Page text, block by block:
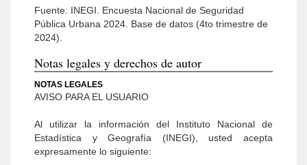
Fuente: INEGI. Encuesta Nacional de Seguridad
Pública Urbana 2024. Base de datos (4to trimestre de
2024).
Notas legales y derechos de autor
NOTAS LEGALES
AVISO PARA EL USUARIO
Al utilizar la información del Instituto Nacional de
Estadística y Geografía (INEGI), usted acepta
expresamente lo siguiente: